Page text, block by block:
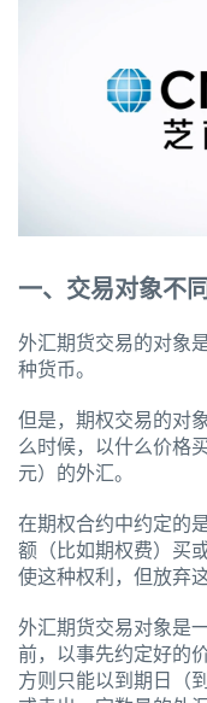
一、交易对象不同
外汇期货交易的对象
种货币。
但是，期权交易的对
么时候，以什么价格
元）的外汇。
在期权合约中约定的
额（比如期权费）买
使这种权利，但放弃
外汇期货交易对象是
前，以事先约定好的
方则只能以到期日（